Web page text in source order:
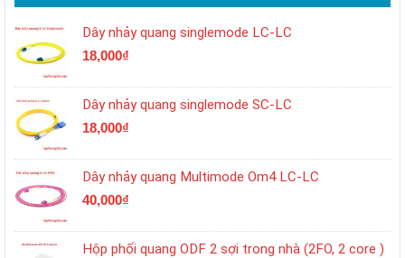
Dây nhảy quang singlemode LC-LC
18,000₫
Dây nhảy quang singlemode SC-LC
18,000₫
Dây nhảy quang Multimode Om4 LC-LC
40,000₫
Hộp phối quang ODF 2 sợi trong nhà (2FO, 2 core )